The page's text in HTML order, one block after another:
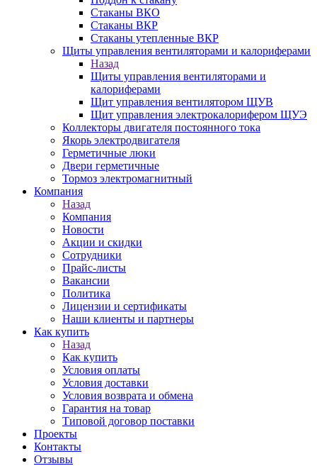
Стаканы ВКО
Стаканы ВКР
Стаканы утепленные ВКР
Щиты управления вентиляторами и калориферами
Назад
Щиты управления вентиляторами и
калориферами
Щит управления вентилятором ЩУВ
Щит управления электрокалорифером ЩУЭ
Коллекторы двигателя постоянного тока
Якорь электродвигателя
Герметичные люки
Двери герметичные
Тормоз электромагнитный
Компания
Назад
Компания
Новости
Акции и скидки
Сотрудники
Прайс-листы
Вакансии
Политика
Лицензии и сертификаты
Наши клиенты и партнеры
Как купить
Назад
Как купить
Условия оплаты
Условия доставки
Условия возврата и обмена
Гарантия на товар
Типовой договор поставки
Проекты
Контакты
Отзывы